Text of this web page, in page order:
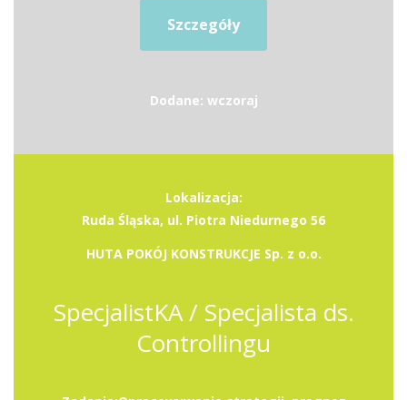
Szczegóły
Dodane: wczoraj
Lokalizacja:
Ruda Śląska, ul. Piotra Niedurnego 56
HUTA POKÓJ KONSTRUKCJE Sp. z o.o.
SpecjalistKA / Specjalista ds.
Controllingu